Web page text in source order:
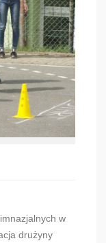
w
drużyny